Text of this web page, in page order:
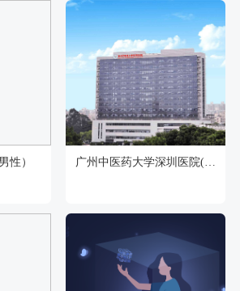
性） 广州中医药大学深圳医院(福田)体检中心